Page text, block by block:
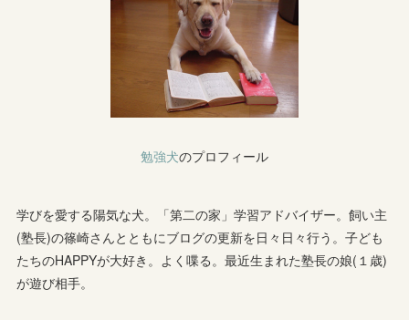
勉強犬のプロフィール
学びを愛する陽気な犬。「第二の家」学習アドバイザー。飼い主
(塾長)の篠崎さんとともにブログの更新を日々日々行う。子ども
たちのHAPPYが大好き。よく喋る。最近生まれた塾長の娘(１歳)
が遊び相手。